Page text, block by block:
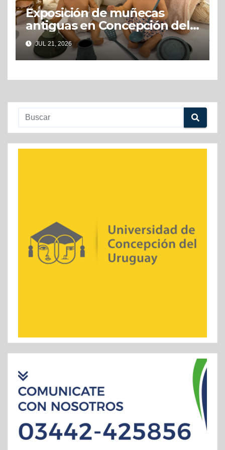
Exposición de muñecas
antiguas en Concepción del
Uruguay
JUL 21, 2026